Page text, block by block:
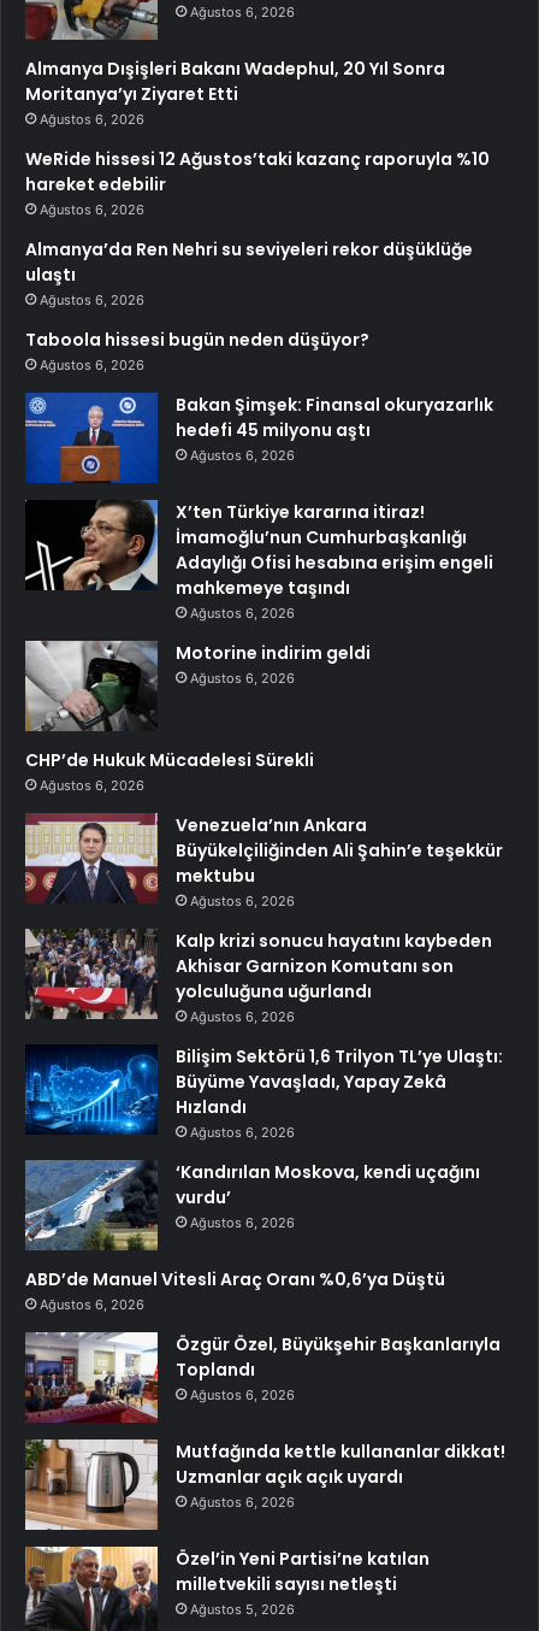
Ağustos 6, 2026
Almanya Dışişleri Bakanı Wadephul, 20 Yıl Sonra
Moritanya’yı Ziyaret Etti
Ağustos 6, 2026
WeRide hissesi 12 Ağustos’taki kazanç raporuyla %10
hareket edebilir
Ağustos 6, 2026
Almanya’da Ren Nehri su seviyeleri rekor düşüklüğe
ulaştı
Ağustos 6, 2026
Taboola hissesi bugün neden düşüyor?
Ağustos 6, 2026
Bakan Şimşek: Finansal okuryazarlık
hedefi 45 milyonu aştı
Ağustos 6, 2026
X’ten Türkiye kararına itiraz!
İmamoğlu’nun Cumhurbaşkanlığı
Adaylığı Ofisi hesabına erişim engeli
mahkemeye taşındı
Ağustos 6, 2026
Motorine indirim geldi
Ağustos 6, 2026
CHP’de Hukuk Mücadelesi Sürekli
Ağustos 6, 2026
Venezuela’nın Ankara
Büyükelçiliğinden Ali Şahin’e teşekkür
mektubu
Ağustos 6, 2026
Kalp krizi sonucu hayatını kaybeden
Akhisar Garnizon Komutanı son
yolculuğuna uğurlandı
Ağustos 6, 2026
Bilişim Sektörü 1,6 Trilyon TL’ye Ulaştı:
Büyüme Yavaşladı, Yapay Zekâ
Hızlandı
Ağustos 6, 2026
‘Kandırılan Moskova, kendi uçağını
vurdu’
Ağustos 6, 2026
ABD’de Manuel Vitesli Araç Oranı %0,6’ya Düştü
Ağustos 6, 2026
Özgür Özel, Büyükşehir Başkanlarıyla
Toplandı
Ağustos 6, 2026
Mutfağında kettle kullananlar dikkat!
Uzmanlar açık açık uyardı
Ağustos 6, 2026
Özel’in Yeni Partisi’ne katılan
milletvekili sayısı netleşti
Ağustos 5, 2026